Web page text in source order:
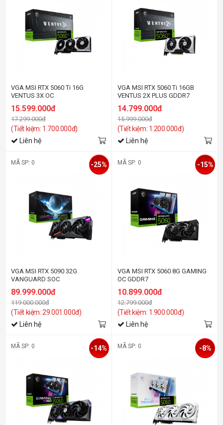
VGA MSI RTX 5060 Ti 16G
VENTUS 3X OC
15.599.000đ
17.299.000đ
(Tiết kiệm: 1.700.000đ)
Liên hệ
VGA MSI RTX 5060 Ti 16GB
VENTUS 2X PLUS GDDR7
14.799.000đ
15.999.000đ
(Tiết kiệm: 1.200.000đ)
Liên hệ
MÃ SP: 0
VGA MSI RTX 5090 32G
VANGUARD SOC
89.999.000đ
119.000.000đ
(Tiết kiệm: 29.001.000đ)
-25%
Liên hệ
MÃ SP: 0
VGA MSI RTX 5060 8G GAMING
OC GDDR7
10.899.000đ
12.799.000đ
(Tiết kiệm: 1.900.000đ)
-15%
Liên hệ
MÃ SP: 0 -14% MÃ SP: 0 -8%